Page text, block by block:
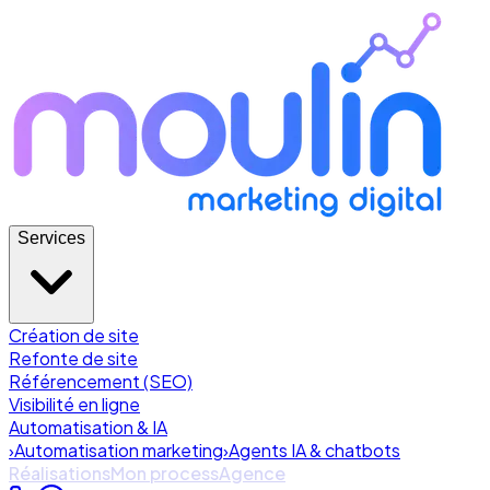
Services
Création de site
Refonte de site
Référencement (SEO)
Visibilité en ligne
Automatisation & IA
›Automatisation marketing›Agents IA & chatbots
RéalisationsMon processAgence